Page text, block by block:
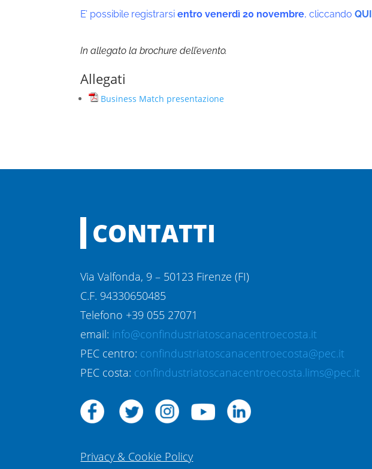
E’ possibile registrarsientro venerdì 20 novembre, cliccandoQUI
In allegato la brochure dell’evento.
Allegati
Business Match presentazione
CONTATTI
Via Valfonda, 9 – 50123 Firenze (FI)
C.F. 94330650485
Telefono +39 055 27071
email: info@confindustriatoscanacentroecosta.it
PEC centro: confindustriatoscanacentroecosta@pec.it
PEC costa: confindustriatoscanacentroecosta.lims@pec.it
Privacy & Cookie Policy